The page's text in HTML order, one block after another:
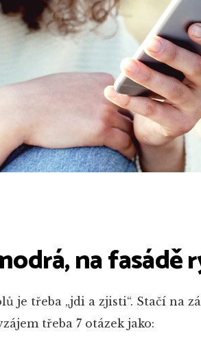
na fasádě
je třeba „jdi a zjisti“. Stačí na
třeba 7 otázek jako: